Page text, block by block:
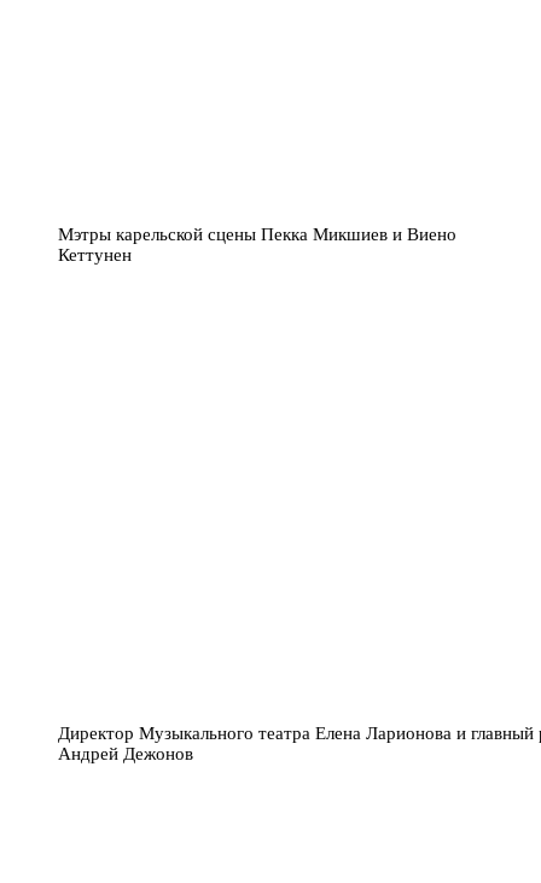
Мэтры карельской сцены Пекка Микшиев и Виено
Кеттунен
Директор Музыкального театра Елена Ларионова и
Андрей Дежонов